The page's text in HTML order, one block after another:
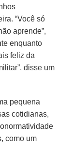
“Você só
aprende”,
enquanto
feliz da
disse um
pequena
cotidianas,
como um